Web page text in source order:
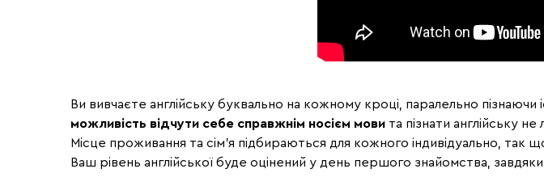
Ви вивчаєте англійську буквально на кожному кроці, паралельно
можливість відчути себе справжнім носієм мови та пізнати англійську
Місце проживання та сім'я підбираються для кожного індивідуально,
Ваш рівень англійської буде оцінений у день першого знайомства,